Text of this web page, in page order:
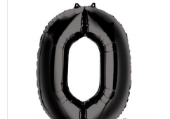
favorite_border